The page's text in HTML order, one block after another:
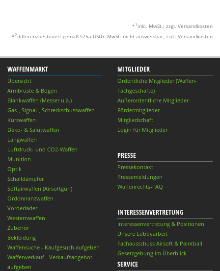
* 1 inkl. MwSt.; zzgl. Versandkosten
*2differenzbesteuert gemäß §25a UStG.;MwSt. nicht ausweisbar; zzgl. Versandkosten
WAFFENMARKT
Übersicht
Armbrüste & Bögen
Blankwaffen (Messer u.ä.)
Gas-, Signal-, Schreckschusswaffen
Kurzwaffen
Deko- & Salutwaffen
Langwaffen
Luftdruck- und CO2-Waffen
Munition
Optik
Schalldämpfer
Softairwaffen (Airsoftgun)
Ordonnanzwaffen
Vorderlader
Westernwaffen
Zubehör
Bekleidung
Waffensuche - Kaufgesuch aufgeben
Waffenverkauf - Verkaufsangebot
aufgeben
MITGLIEDER
Ordentliche Mitglieder (Waffen-
Fachgeschäfte)
Außerordentliche Mitglieder
Fördermitglieder
Mitgliedschaft
Login für Mitglieder
PRESSE
Pressekontakt
Pressemeldungen
Waffenrechts-FAQ
INTERESSENVERTRETUNG
Interessenvertretung & Positionen
Unsere Lobbyarbeit
Fachausschuss Airsoft & Paintball
Gesetzgebung im Überblick
SERVICE